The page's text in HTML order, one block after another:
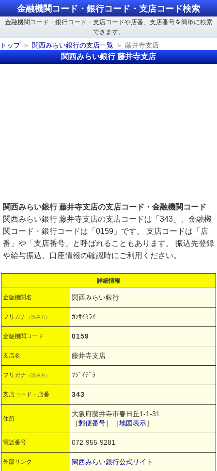
金融機関コード・銀行コード・支店コード検索
金融機関コード・銀行コード・支店コードや店番、支店番号を簡単に検索
できます。
トップ
関西みらい銀行の支店一覧 藤井寺支店
関西みらい銀行 藤井寺支店
関西みらい銀行 藤井寺支店の支店コード・金融機関コード
関西みらい銀行 藤井寺支店の支店コードは「343」、金融機
関コード・銀行コードは「0159」です。 支店コードは「店
番」や「支店番号」と呼ばれることもあります。 振込先登録
や給与振込、口座情報の確認時にご利用ください。
詳細情報
金融機関名 関西みらい銀行
フリガナ （読み方） ｶﾝｻｲﾐﾗｲ
金融機関コード 0159
支店名 藤井寺支店
フリガナ （読み方） ﾌｼﾞｲﾃﾞﾗ
支店コード・店番 343
住所
大阪府藤井寺市春日丘1-1-31
［郵便番号］［地図表示］
電話番号 072-955-9281
外部リンク 関西みらい銀行公式サイト